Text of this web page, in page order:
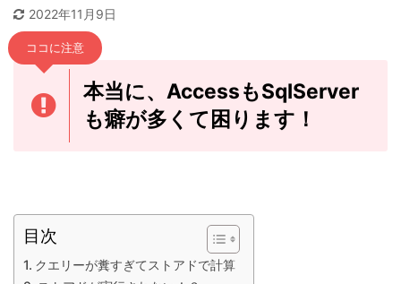
2022年11月9日
ココに注意
本当に、AccessもSqlServer
も癖が多くて困ります！
目次
クエリーが糞すぎてストアドで計算